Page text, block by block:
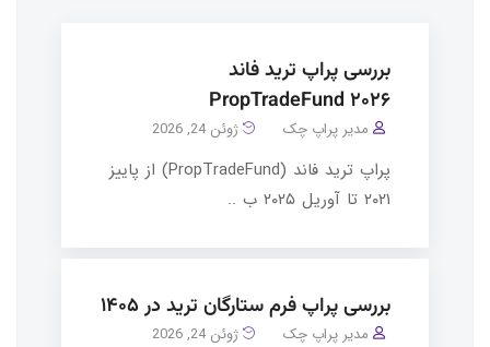
بررسی پراپ ترید فاند
PropTradeFund ۲۰۲۶
مدیر پراپ چک ژوئن 24, 2026
پراپ ترید فاند (PropTradeFund) از پاییز
۲۰۲۱ تا آوریل ۲۰۲۵ ب ..
بررسی پراپ فرم ستارگان ترید در ۱۴۰۵
مدیر پراپ چک ژوئن 24, 2026